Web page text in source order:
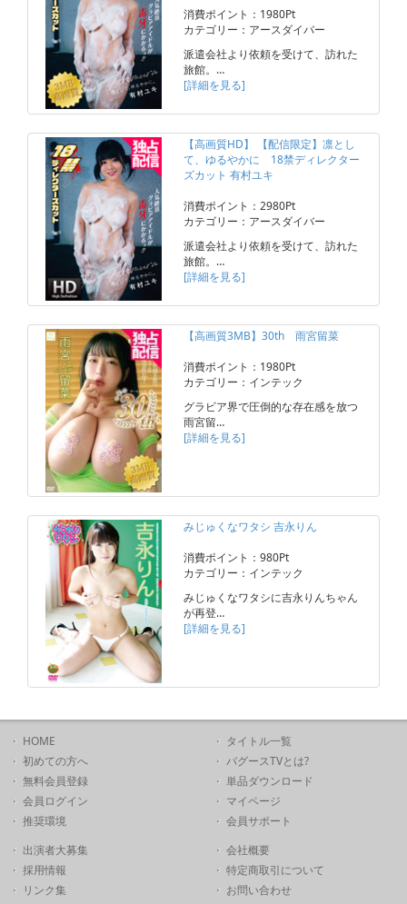
消費ポイント：1980Pt
カテゴリー：アースダイバー
派遣会社より依頼を受けて、訪れた
旅館。…
[詳細を見る]
【高画質HD】 【配信限定】凛とし
て、ゆるやかに 18禁ディレクター
ズカット 有村ユキ
消費ポイント：2980Pt
カテゴリー：アースダイバー
派遣会社より依頼を受けて、訪れた
旅館。…
[詳細を見る]
【高画質3MB】30th 雨宮留菜
消費ポイント：1980Pt
カテゴリー：インテック
グラビア界で圧倒的な存在感を放つ
雨宮留…
[詳細を見る]
みじゅくなワタシ 吉永りん
消費ポイント：980Pt
カテゴリー：インテック
みじゅくなワタシに吉永りんちゃん
が再登…
[詳細を見る]
HOME
初めての方へ
無料会員登録
会員ログイン
推奨環境
タイトル一覧
バグースTVとは?
単品ダウンロード
マイページ
会員サポート
出演者大募集
採用情報
リンク集
会社概要
特定商取引について
お問い合わせ